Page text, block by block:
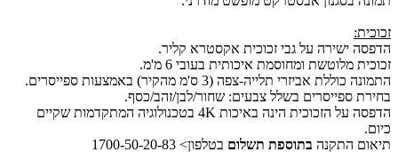
זכוכית:
הדפסה ישירה על גבי זכוכית אקסטרא קליר.
זכוכית מלוטשת ומחוסמת איכותית בעובי 6 מ'מ.
התמונה כוללת אביזרי תלייה-צפה (3 ס'מ מהקיר) באמצעות ספייסרים.
בחירת ספייסרים בשלל צבעים: שחור/לבן/זהב/כסף.
הדפסה על הזכוכית הינה באיכות 4K בטכנולוגיה המתקדמות שקיים
כיום.
תיאום התקנה בתוספת תשלום בטלפון> 1700-50-20-83